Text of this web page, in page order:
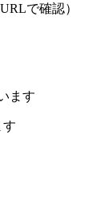
で確認）
ます
す